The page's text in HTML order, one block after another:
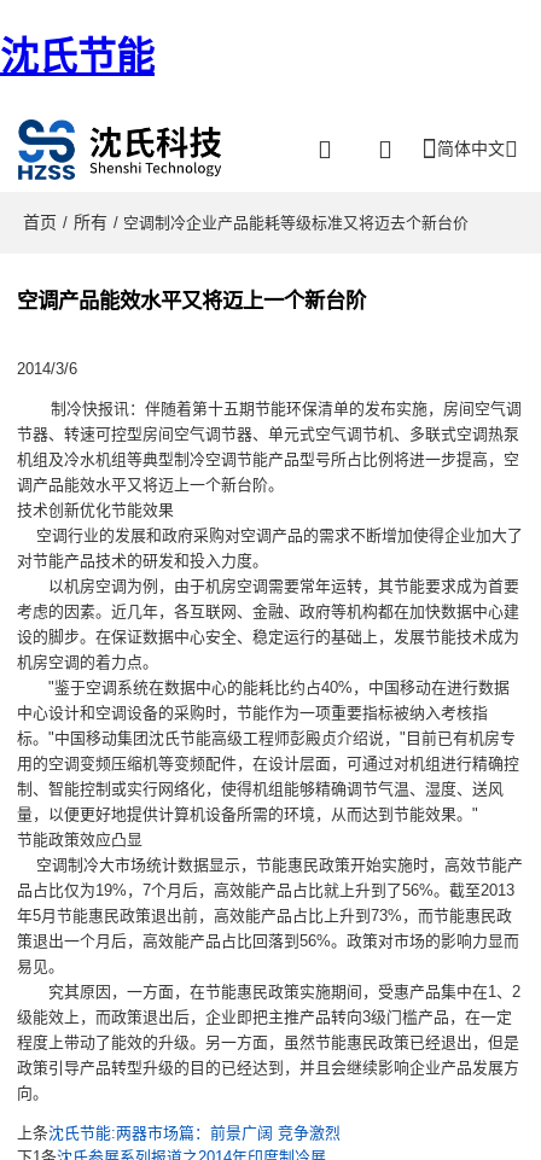
沈氏节能
简体中文
首页 / 所有 / 空调制冷企业产品能耗等级标准又将迈去个新台价
空调产品能效水平又将迈上一个新台阶
2014/3/6
制冷快报讯：伴随着第十五期节能环保清单的发布实施，房间空气调
节器、转速可控型房间空气调节器、单元式空气调节机、多联式空调热泵
机组及冷水机组等典型制冷空调节能产品型号所占比例将进一步提高，空
调产品能效水平又将迈上一个新台阶。
技术创新优化节能效果
空调行业的发展和政府采购对空调产品的需求不断增加使得企业加大了
对节能产品技术的研发和投入力度。
以机房空调为例，由于机房空调需要常年运转，其节能要求成为首要
考虑的因素。近几年，各互联网、金融、政府等机构都在加快数据中心建
设的脚步。在保证数据中心安全、稳定运行的基础上，发展节能技术成为
机房空调的着力点。
"鉴于空调系统在数据中心的能耗比约占40%，中国移动在进行数据
中心设计和空调设备的采购时，节能作为一项重要指标被纳入考核指
标。"中国移动集团沈氏节能高级工程师彭殿贞介绍说，"目前已有机房专
用的空调变频压缩机等变频配件，在设计层面，可通过对机组进行精确控
制、智能控制或实行网络化，使得机组能够精确调节气温、湿度、送风
量，以便更好地提供计算机设备所需的环境，从而达到节能效果。"
节能政策效应凸显
空调制冷大市场统计数据显示，节能惠民政策开始实施时，高效节能产
品占比仅为19%，7个月后，高效能产品占比就上升到了56%。截至2013
年5月节能惠民政策退出前，高效能产品占比上升到73%，而节能惠民政
策退出一个月后，高效能产品占比回落到56%。政策对市场的影响力显而
易见。
究其原因，一方面，在节能惠民政策实施期间，受惠产品集中在1、2
级能效上，而政策退出后，企业即把主推产品转向3级门槛产品，在一定
程度上带动了能效的升级。另一方面，虽然节能惠民政策已经退出，但是
政策引导产品转型升级的目的已经达到，并且会继续影响企业产品发展方
向。
上条沈氏节能:两器市场篇：前景广阔 竞争激烈